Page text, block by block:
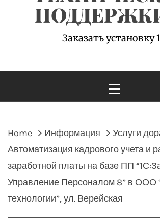
Заказать установку
Menu
Home Информация
Услуги
Автоматизация кадрового учета и
заработной платы на базе ПП
Управление Персоналом 8” в ООО
технологии”, ул. Верейская